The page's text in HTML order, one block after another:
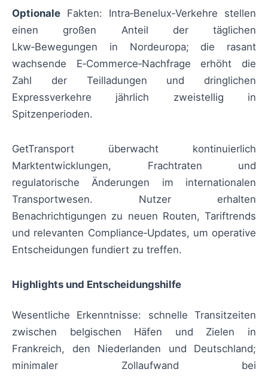
Optionale Fakten: Intra‑Benelux‑Verkehre stellen
einen großen Anteil der täglichen
Lkw‑Bewegungen in Nordeuropa; die rasant
wachsende E‑Commerce‑Nachfrage erhöht die
Zahl der Teilladungen und dringlichen
Expressverkehre jährlich zweistellig in
Spitzenperioden.
GetTransport überwacht kontinuierlich
Marktentwicklungen, Frachtraten und
regulatorische Änderungen im internationalen
Transportwesen. Nutzer erhalten
Benachrichtigungen zu neuen Routen, Tariftrends
und relevanten Compliance‑Updates, um operative
Entscheidungen fundiert zu treffen.
Highlights und Entscheidungshilfe
Wesentliche Erkenntnisse: schnelle Transitzeiten
zwischen belgischen Häfen und Zielen in
Frankreich, den Niederlanden und Deutschland;
minimaler Zollaufwand bei